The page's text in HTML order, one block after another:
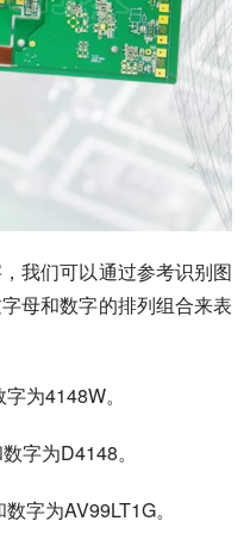
我们可以通过参考识别图
母和数字的排列组合来表
为4148W。
字为D4148。
字为AV99LT1G。